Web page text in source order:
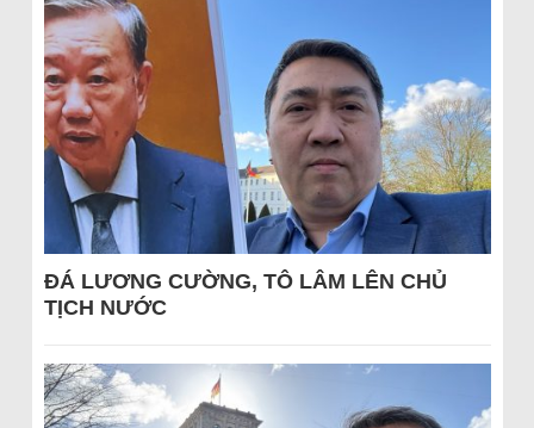
ĐÁ LƯƠNG CƯỜNG, TÔ LÂM LÊN CHỦ
TỊCH NƯỚC